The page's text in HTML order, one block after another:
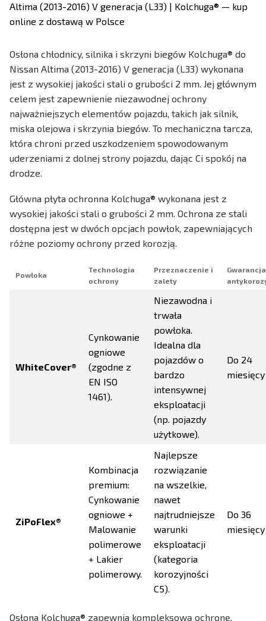
Osłona chłodnicy, silnika i skrzyni biegów Kolchuga® do
Nissan Altima (2013-2016) V generacja (L33) wykonana
jest z wysokiej jakości stali o grubości 2 mm. Jej głównym
celem jest zapewnienie niezawodnej ochrony
najważniejszych elementów pojazdu, takich jak silnik,
miska olejowa i skrzynia biegów. To mechaniczna tarcza,
która chroni przed uszkodzeniem spowodowanym
uderzeniami z dolnej strony pojazdu, dając Ci spokój na
drodze.
Główna płyta ochronna Kolchuga® wykonana jest z
wysokiej jakości stali o grubości 2 mm. Ochrona ze stali
dostępna jest w dwóch opcjach powłok, zapewniających
różne poziomy ochrony przed korozją.
Powłoka
Technologia
ochrony
Przeznaczenie i
zalety
Gwarancja
WhiteCover®
Cynkowanie
ogniowe
(zgodne z
EN ISO
1461).
Niezawodna i
trwała
powłoka.
Idealna dla
pojazdów o
bardzo
intensywnej
eksploatacji
(np. pojazdy
użytkowe).
Do 24
miesięcy
ZiPoFlex®
Kombinacja
premium:
Cynkowanie
ogniowe +
Malowanie
polimerowe
+ Lakier
polimerowy.
Najlepsze
rozwiązanie
na wszelkie,
nawet
najtrudniejsze
warunki
eksploatacji
(kategoria
korozyjności
C5).
Do 36
miesięcy
Osłona Kolchuga® zapewnia kompleksową ochronę,